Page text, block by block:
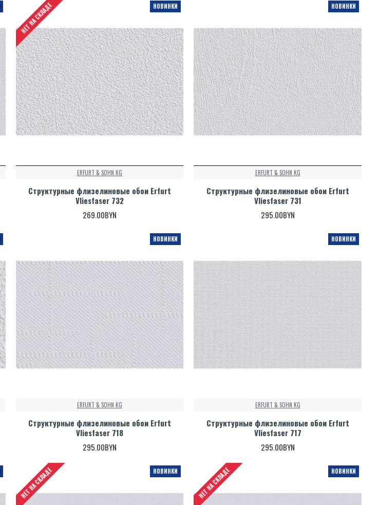
НОВИНКИ
НЕТ НА СКЛАДЕ
ERFURT & SOHN KG
Структурные флизелиновые обои Erfurt
Vliesfaser 732
269.00BYN
НОВИНКИ
ERFURT & SOHN KG
Структурные флизелиновые обои Erfurt
Vliesfaser 731
295.00BYN
НОВИНКИ
ERFURT & SOHN KG
Структурные флизелиновые обои Erfurt
Vliesfaser 718
295.00BYN
НОВИНКИ
ERFURT & SOHN KG
Структурные флизелиновые обои Erfurt
Vliesfaser 717
295.00BYN
НОВИНКИ
НЕТ НА СКЛАДЕ НОВИНКИ
НЕТ НА СКЛАДЕ